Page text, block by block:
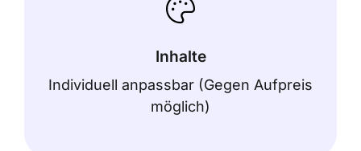
Inhalte
Individuell anpassbar (Gegen Aufpreis
möglich)